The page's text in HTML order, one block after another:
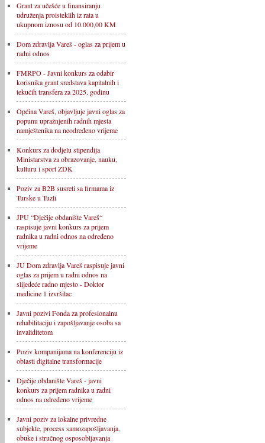
Grant za učešće u finansiranju
udruženja proisteklih iz rata u
ukupnom iznosu od 10.000,00 KM
Dom zdravlja Vareš - oglas za prijem u
radni odnos
FMRPO - Javni konkurs za odabir
korisnika grant sredstava kapitalnih i
tekućih transfera za 2025. godinu
Općina Vareš, objavljuje javni oglas za
popunu upražnjenih radnih mjesta
namještenika na neodređeno vrijeme
Konkurs za dodjelu stipendija
Ministarstva za obrazovanje, nauku,
kulturu i sport ZDK
Poziv za B2B susreti sa firmama iz
Turske u Tuzli
JPU “Dječije obdanište Vareš“
raspisuje javni konkurs za prijem
radnika u radni odnos na određeno
vrijeme
JU Dom zdravlja Vareš raspisuje javni
oglas za prijem u radni odnos na
slijedeće radno mjesto - Doktor
medicine 1 izvršilac
Javni pozivi Fonda za profesionalnu
rehabilitaciju i zapošljavanje osoba sa
invaliditetom
Poziv kompanijama na konferenciju iz
oblasti digitalne transformacije
Dječije obdanište Vareš - javni
konkurs za prijem radnika u radni
odnos na određeno vrijeme
Javni poziv za lokalne privredne
subjekte, process samozapošljavanja,
obuke i stručnog osposobljavanja